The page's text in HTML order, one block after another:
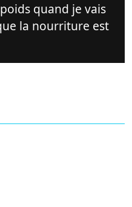
quand je vais
la nourriture est